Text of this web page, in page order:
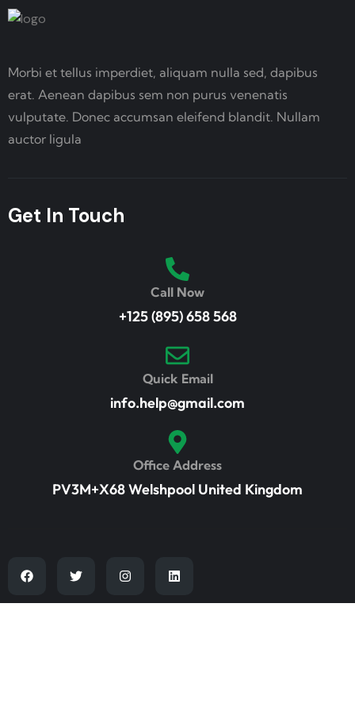
Morbi et tellus imperdiet, aliquam nulla sed, dapibus
erat. Aenean dapibus sem non purus venenatis
vulputate. Donec accumsan eleifend blandit. Nullam
auctor ligula
Get In Touch
Call Now
+125 (895) 658 568
Quick Email
info.help@gmail.com
Office Address
PV3M+X68 Welshpool United Kingdom